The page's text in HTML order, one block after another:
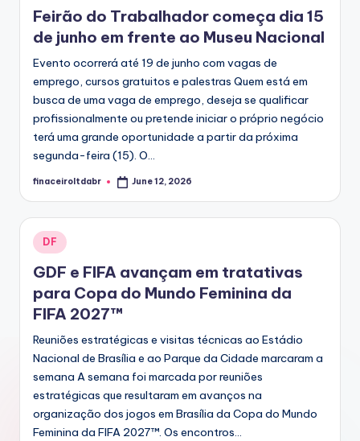
Feirão do Trabalhador começa dia 15
de junho em frente ao Museu Nacional
Evento ocorrerá até 19 de junho com vagas de
emprego, cursos gratuitos e palestras Quem está em
busca de uma vaga de emprego, deseja se qualificar
profissionalmente ou pretende iniciar o próprio negócio
terá uma grande oportunidade a partir da próxima
segunda-feira (15). O...
Posted
finaceiroltdabr June 12, 2026
Posted
in
DF
GDF e FIFA avançam em tratativas
para Copa do Mundo Feminina da
FIFA 2027™️
Reuniões estratégicas e visitas técnicas ao Estádio
Nacional de Brasília e ao Parque da Cidade marcaram a
semana A semana foi marcada por reuniões
estratégicas que resultaram em avanços na
organização dos jogos em Brasília da Copa do Mundo
Feminina da FIFA 2027™️. Os encontros...